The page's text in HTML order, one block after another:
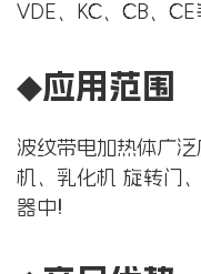
VDE、KC、CB、CE
◆应用范围
波纹带电加热体广
机、乳化机 旋转门
器中!